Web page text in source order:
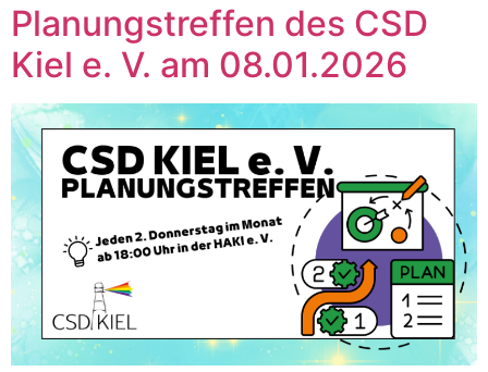
Planungstreffen des CSD
Kiel e. V. am 08.01.2026